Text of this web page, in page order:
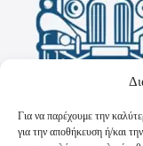
Για να παρέχουμε την
για την αποθήκευση ή/και